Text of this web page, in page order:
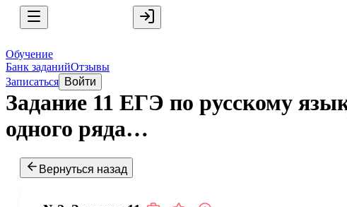
Обучение
Банк заданийОтзывы
Записаться Войти
Задание 11 ЕГЭ по русскому
одного ряда…
Вернуться назад